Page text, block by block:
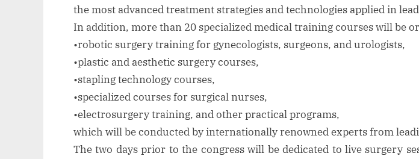
the most advanced treatment strategies and technologies applied in
In addition, more than 20 specialized medical training courses will be
•robotic surgery training for gynecologists, surgeons, and urologists,
•plastic and aesthetic surgery courses,
•stapling technology courses,
•specialized courses for surgical nurses,
•electrosurgery training, and other practical programs,
which will be conducted by internationally renowned experts from
The two days prior to the congress will be dedicated to live surgery